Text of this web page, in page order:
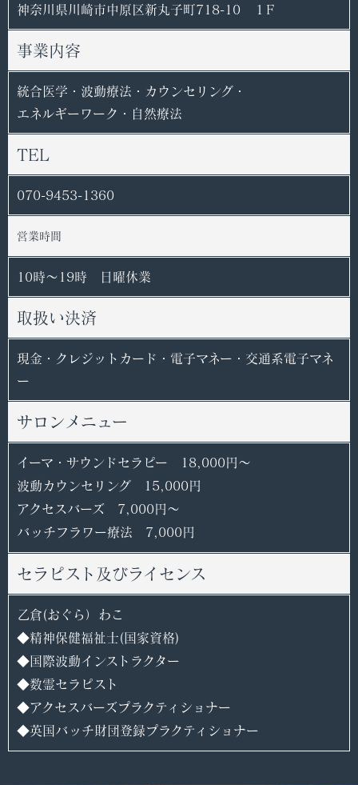
神奈川県川崎市中原区新丸子町718-10 １F
事業内容
統合医学・波動療法・カウンセリング・
エネルギーワーク・自然療法
TEL
070-9453-1360
営業時間
10時〜19時 日曜休業
取扱い決済
現金・クレジットカード・電子マネー・交通系電子マネ
ー
サロンメニュー
イーマ・サウンドセラピー 18,000円〜
波動カウンセリング 15,000円
アクセスバーズ 7,000円〜
バッチフラワー療法 7,000円
セラピスト及びライセンス
乙倉(おぐら）わこ
◆精神保健福祉士(国家資格)
◆国際波動インストラクター
◆数霊セラピスト
◆アクセスバーズプラクティショナー
◆英国バッチ財団登録プラクティショナー